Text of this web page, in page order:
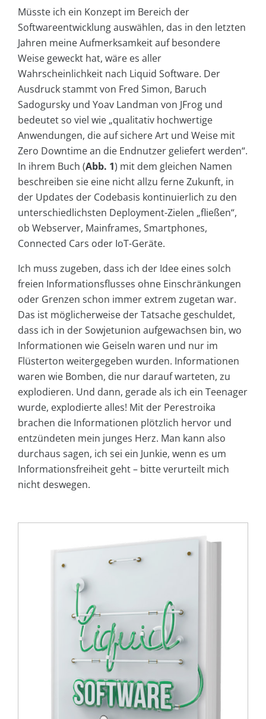
Müsste ich ein Konzept im Bereich der
Softwareentwicklung auswählen, das in den letzten
Jahren meine Aufmerksamkeit auf besondere
Weise geweckt hat, wäre es aller
Wahrscheinlichkeit nach Liquid Software. Der
Ausdruck stammt von Fred Simon, Baruch
Sadogursky und Yoav Landman von JFrog und
bedeutet so viel wie „qualitativ hochwertige
Anwendungen, die auf sichere Art und Weise mit
Zero Downtime an die Endnutzer geliefert werden“.
In ihrem Buch (Abb. 1) mit dem gleichen Namen
beschreiben sie eine nicht allzu ferne Zukunft, in
der Updates der Codebasis kontinuierlich zu den
unterschiedlichsten Deployment-Zielen „fließen“,
ob Webserver, Mainframes, Smartphones,
Connected Cars oder IoT-Geräte.
Ich muss zugeben, dass ich der Idee eines solch
freien Informationsflusses ohne Einschränkungen
oder Grenzen schon immer extrem zugetan war.
Das ist möglicherweise der Tatsache geschuldet,
dass ich in der Sowjetunion aufgewachsen bin, wo
Informationen wie Geiseln waren und nur im
Flüsterton weitergegeben wurden. Informationen
waren wie Bomben, die nur darauf warteten, zu
explodieren. Und dann, gerade als ich ein Teenager
wurde, explodierte alles! Mit der Perestroika
brachen die Informationen plötzlich hervor und
entzündeten mein junges Herz. Man kann also
durchaus sagen, ich sei ein Junkie, wenn es um
Informationsfreiheit geht – bitte verurteilt mich
nicht deswegen.